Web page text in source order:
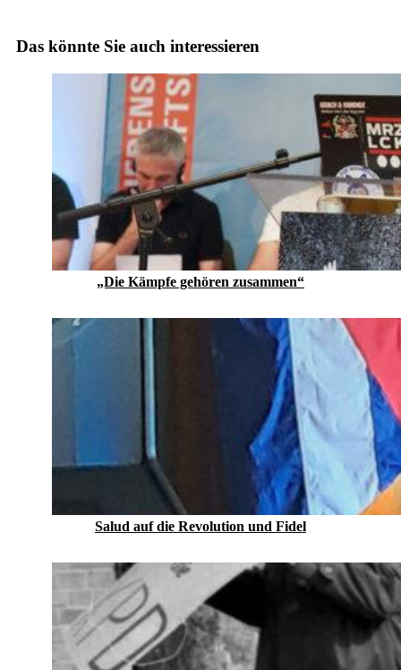
Das könnte Sie auch interessieren
„Die Kämpfe gehören zusammen“
Salud auf die Revolution und Fidel